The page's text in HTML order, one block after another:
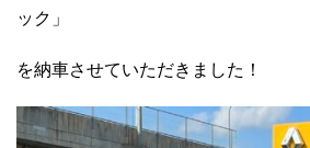
ック」
を納車させていただきました！